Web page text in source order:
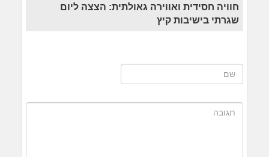
חוויה חסידית ואווירה גאולתית: הצצה ליום
שגרתי בישיבות קיץ